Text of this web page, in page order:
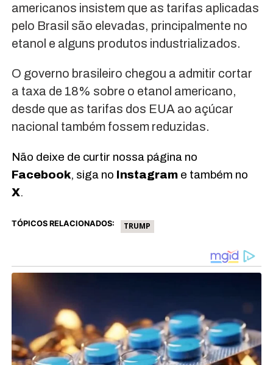
americanos insistem que as tarifas aplicadas
pelo Brasil são elevadas, principalmente no
etanol e alguns produtos industrializados.
O governo brasileiro chegou a admitir cortar
a taxa de 18% sobre o etanol americano,
desde que as tarifas dos EUA ao açúcar
nacional também fossem reduzidas.
Não deixe de curtir nossa página no
Facebook, siga no Instagrame também no
X.
TÓPICOS RELACIONADOS: TRUMP